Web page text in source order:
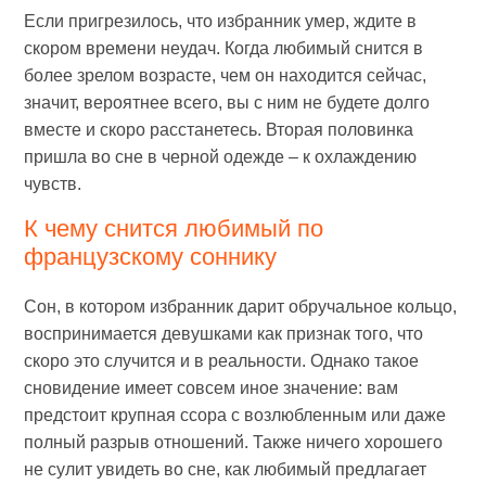
Если пригрезилось, что избранник умер, ждите в
скором времени неудач. Когда любимый снится в
более зрелом возрасте, чем он находится сейчас,
значит, вероятнее всего, вы с ним не будете долго
вместе и скоро расстанетесь. Вторая половинка
пришла во сне в черной одежде – к охлаждению
чувств.
К чему снится любимый по
французскому соннику
Сон, в котором избранник дарит обручальное кольцо,
воспринимается девушками как признак того, что
скоро это случится и в реальности. Однако такое
сновидение имеет совсем иное значение: вам
предстоит крупная ссора с возлюбленным или даже
полный разрыв отношений. Также ничего хорошего
не сулит увидеть во сне, как любимый предлагает